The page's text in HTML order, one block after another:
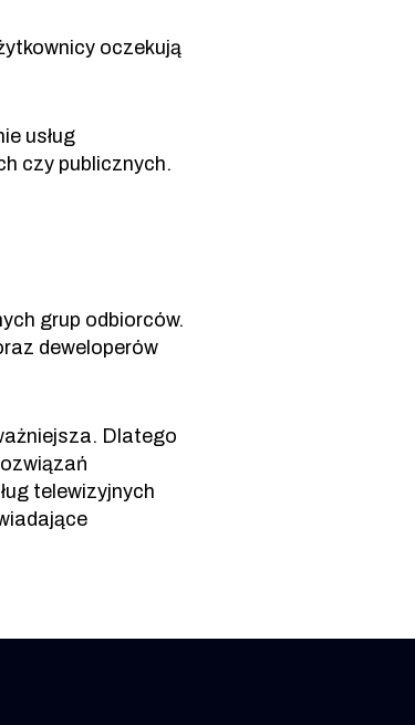
oczekują
usług
czy publicznych.
grup odbiorców.
deweloperów
Dlatego
telewizyjnych